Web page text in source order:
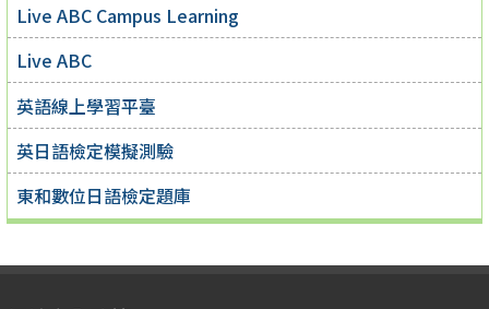
Live ABC Campus Learning
Live ABC
英語線上學習平臺
英日語檢定模擬測驗
東和數位日語檢定題庫